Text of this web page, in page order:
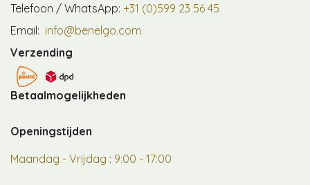
Telefoon / WhatsApp: +31 (0)599 23 56 45
Email: info@benelgo.com
Verzending
Betaalmogelijkheden
Openingstijden
Maandag - Vrijdag : 9:00 - 17:00